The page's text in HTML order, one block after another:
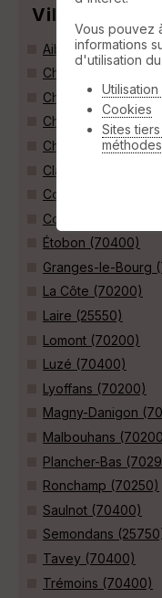
Villes
Aibre (25750)
Chagey (70400)
Champagney
Champey (70400)
Chenebier (70400)
Clairegoutte (70200)
Coisevaux (70400)
Couthenans (70400)
Étobon (70400)
Granges-le-Bourg
La Côte (70200)
Laire (25550)
Lomont (70200)
Luzé (70400)
Lyoffans (70200)
Magny-Danigon
Malbouhans
Plancher-Bas
Ronchamp (70250)
Saulnot (70400)
Semondans
Tavey (70400)
Trémoins (70400)
Vous pouvez
informations
d'utilisation
Cookies
Sites